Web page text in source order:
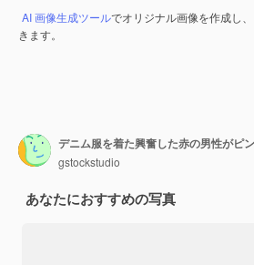
AI 画像生成ツールでオリジナル画像を作成し、
きます。
gstockstudio
あなたにおすすめの写真